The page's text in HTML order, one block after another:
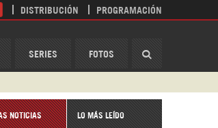
SERIES FOTOS
DISTRIBUCIÓN PROGRAMACIÓN
NOTICIAS LO MÁS LEÍDO